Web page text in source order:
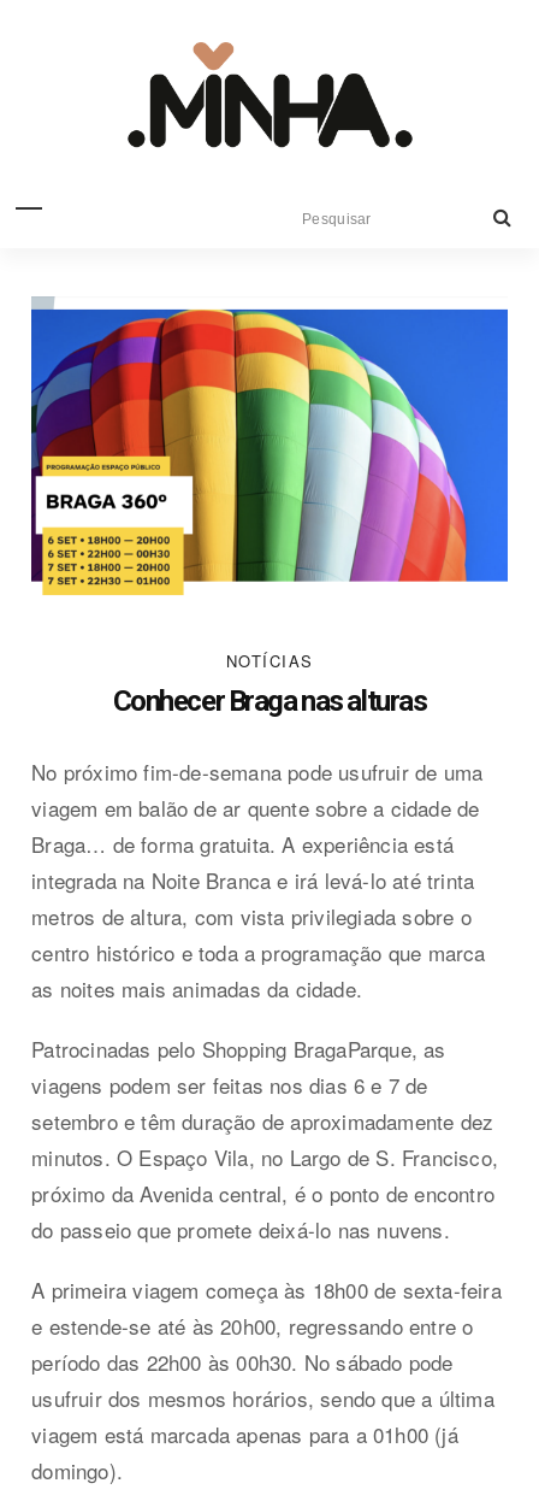
NOTÍCIAS
Conhecer Braga nas alturas
No próximo fim-de-semana pode usufruir de uma
viagem em balão de ar quente sobre a cidade de
Braga… de forma gratuita. A experiência está
integrada na Noite Branca e irá levá-lo até trinta
metros de altura, com vista privilegiada sobre o
centro histórico e toda a programação que marca
as noites mais animadas da cidade.
Patrocinadas pelo Shopping BragaParque, as
viagens podem ser feitas nos dias 6 e 7 de
setembro e têm duração de aproximadamente dez
minutos. O Espaço Vila, no Largo de S. Francisco,
próximo da Avenida central, é o ponto de encontro
do passeio que promete deixá-lo nas nuvens.
A primeira viagem começa às 18h00 de sexta-feira
e estende-se até às 20h00, regressando entre o
período das 22h00 às 00h30. No sábado pode
usufruir dos mesmos horários, sendo que a última
viagem está marcada apenas para a 01h00 (já
domingo).